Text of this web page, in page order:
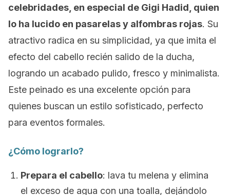
celebridades, en especial de Gigi Hadid, quien
lo ha lucido en pasarelas y alfombras rojas. Su
atractivo radica en su simplicidad, ya que imita el
efecto del cabello recién salido de la ducha,
logrando un acabado pulido, fresco y minimalista.
Este peinado es una excelente opción para
quienes buscan un estilo sofisticado, perfecto
para eventos formales.
¿Cómo lograrlo?
Prepara el cabello: lava tu melena y elimina
el exceso de agua con una toalla, dejándolo